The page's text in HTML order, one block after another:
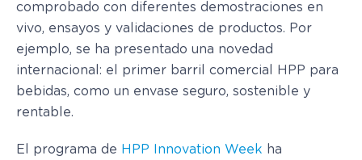
comprobado con diferentes demostraciones en
vivo, ensayos y validaciones de productos. Por
ejemplo, se ha presentado una novedad
internacional: el primer barril comercial HPP para
bebidas, como un envase seguro, sostenible y
rentable.
El programa de HPP Innovation Week ha